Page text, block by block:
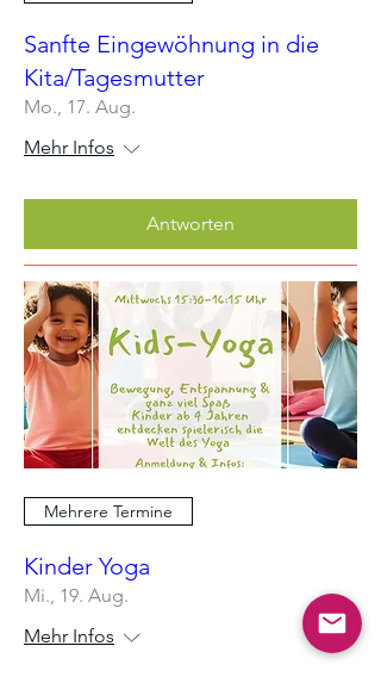
Sanfte Eingewöhnung in die
Kita/Tagesmutter
Mo., 17. Aug.
Mehr Infos
Antworten
Mehrere Termine
Kinder Yoga
Mi., 19. Aug.
Mehr Infos